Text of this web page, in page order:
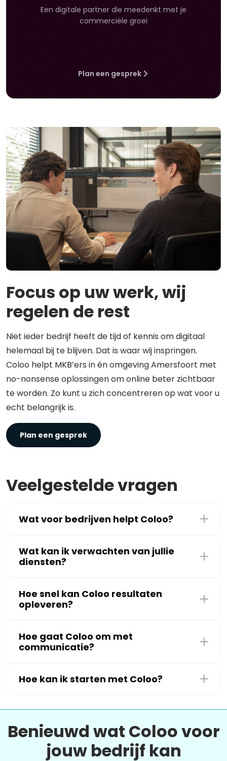
Een digitale partner die meedenkt met je
commerciële groei
Plan een gesprek
Focus op uw werk, wij
regelen de rest
Niet ieder bedrijf heeft de tijd of kennis om digitaal
helemaal bij te blijven. Dat is waar wij inspringen.
Coloo helpt MKB’ers in én omgeving Amersfoort met
no-nonsense oplossingen om online beter zichtbaar
te worden. Zo kunt u zich concentreren op wat voor u
echt belangrijk is.
Plan een gesprek
Veelgestelde vragen
Wat voor bedrijven helpt Coloo?
Wat kan ik verwachten van jullie
diensten?
Hoe snel kan Coloo resultaten
opleveren?
Hoe gaat Coloo om met
communicatie?
Hoe kan ik starten met Coloo?
Benieuwd wat Coloo voor
jouw bedrijf kan